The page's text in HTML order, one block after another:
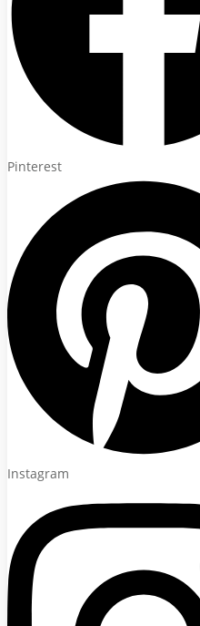
Pinterest
Instagram